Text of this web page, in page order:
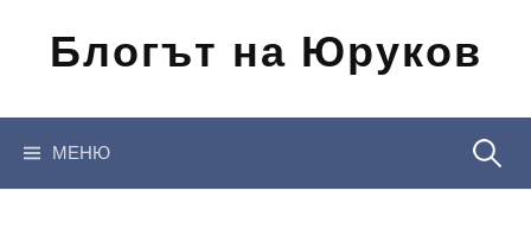
съдържанието
Блогът на Юруков
МЕНЮ